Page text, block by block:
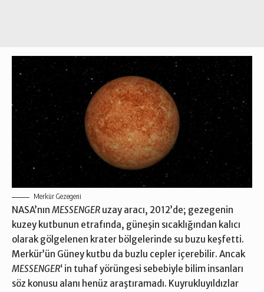
Merkür Gezegeni
NASA’nın MESSENGER uzay aracı, 2012’de; gezegenin
kuzey kutbunun etrafında, güneşin sıcaklığından kalıcı
olarak gölgelenen krater bölgelerinde su buzu keşfetti.
Merkür’ün Güney kutbu da buzlu cepler içerebilir. Ancak
MESSENGER‘ in tuhaf yörüngesi sebebiyle bilim insanları
söz konusu alanı henüz araştıramadı. Kuyrukluyıldızlar